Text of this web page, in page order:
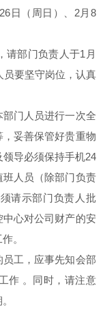
日（周日）、2月8
请部门负责人于1月
员要坚守岗位，认真
门人员进行一次全
妥善保管好贵重物
导必须保持手机24
人员（除部门负责
请示部门负责人批
心对公司财产的安
。
工，应事先知会部
作 。同时，请注意